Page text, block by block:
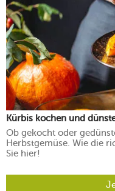
Kürbis kochen und
Ob gekocht oder
Herbstgemüse. Wie die
Sie hier!